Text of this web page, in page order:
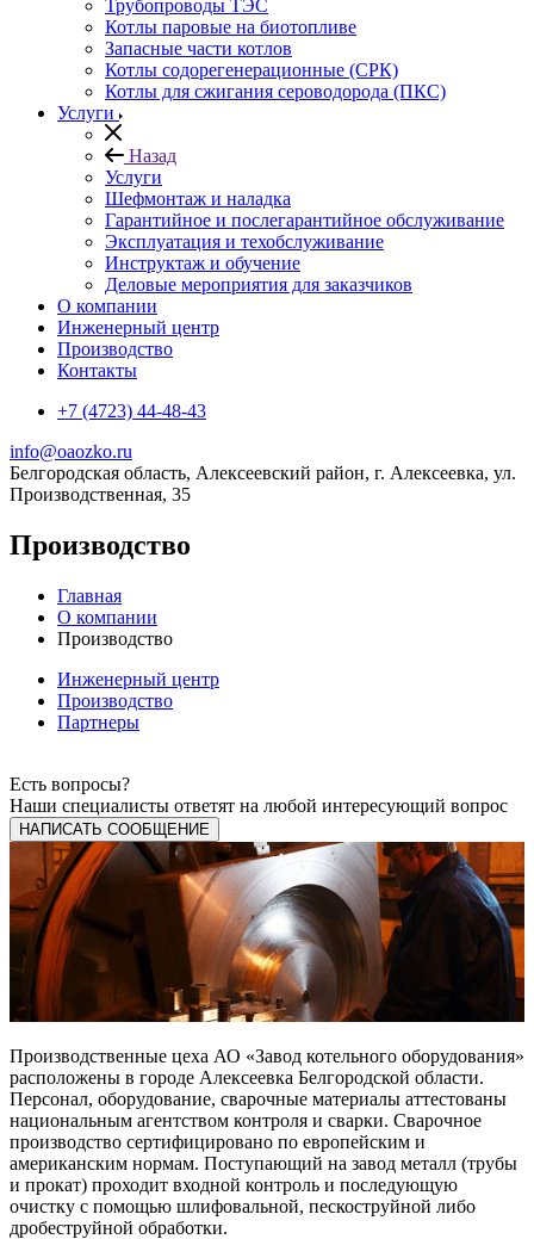
Трубопроводы ТЭС
Котлы паровые на биотопливе
Запасные части котлов
Котлы содорегенерационные (СРК)
Котлы для сжигания сероводорода (ПКС)
Услуги
Назад
Услуги
Шефмонтаж и наладка
Гарантийное и послегарантийное обслуживание
Эксплуатация и техобслуживание
Инструктаж и обучение
Деловые мероприятия для заказчиков
О компании
Инженерный центр
Производство
Контакты
+7 (4723) 44-48-43
info@oaozko.ru
Белгородская область, Алексеевский район, г. Алексеевка, ул.
Производственная, 35
Производство
Главная
О компании
Производство
Инженерный центр
Производство
Партнеры
Есть вопросы?
Наши специалисты ответят на любой интересующий вопрос
НАПИСАТЬ СООБЩЕНИЕ
Производственные цеха АО «Завод котельного оборудования»
расположены в городе Алексеевка Белгородской области.
Персонал, оборудование, сварочные материалы аттестованы
национальным агентством контроля и сварки. Сварочное
производство сертифицировано по европейским и
американским нормам. Поступающий на завод металл (трубы
и прокат) проходит входной контроль и последующую
очистку с помощью шлифовальной, пескоструйной либо
дробеструйной обработки.